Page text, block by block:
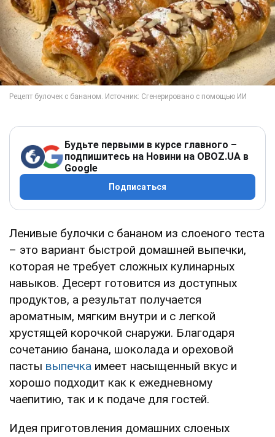
Будьте первыми в курсе главного –
подпишитесь на Новини на OBOZ.UA в
Google
Подписаться
Ленивые булочки с бананом из слоеного теста
– это вариант быстрой домашней выпечки,
которая не требует сложных кулинарных
навыков. Десерт готовится из доступных
продуктов, а результат получается
ароматным, мягким внутри и с легкой
хрустящей корочкой снаружи. Благодаря
сочетанию банана, шоколада и ореховой
пасты выпечка имеет насыщенный вкус и
хорошо подходит как к ежедневному
чаепитию, так и к подаче для гостей.
Идея приготовления домашних слоеных